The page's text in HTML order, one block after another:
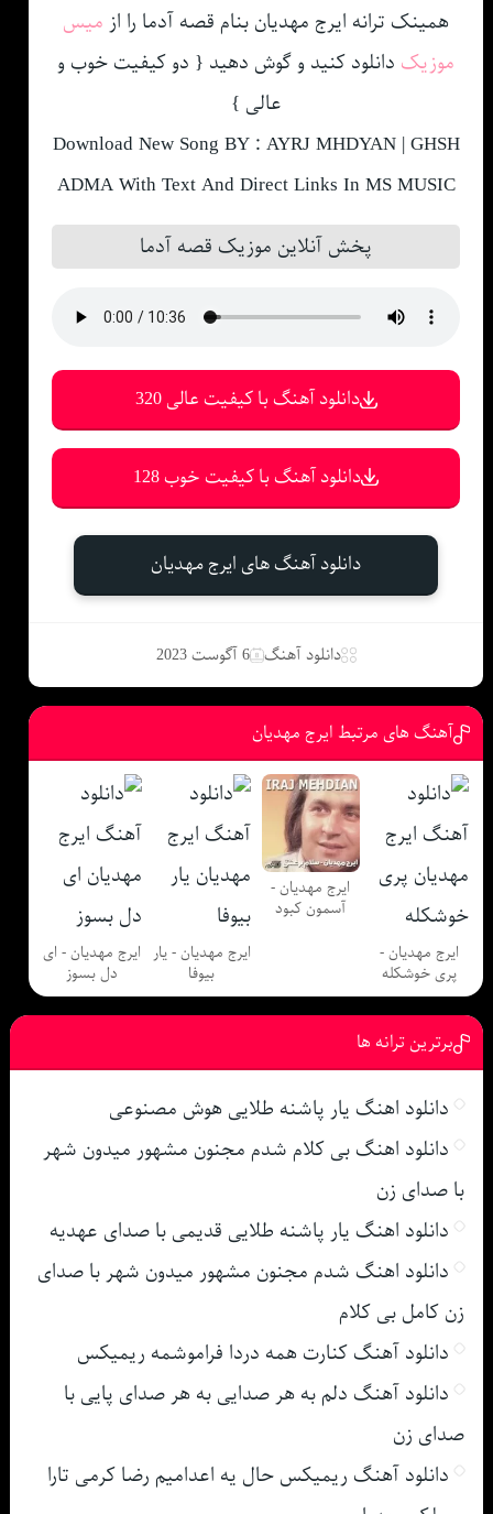
همینک ترانه ایرج مهدیان بنام قصه آدما را از میس
موزیک دانلود کنید و گوش دهید { دو کیفیت خوب و
عالی }
Download New Song BY : AYRJ MHDYAN | GHSH
ADMA With Text And Direct Links In MS MUSIC
پخش آنلاین موزیک قصه آدما
دانلود آهنگ با کیفیت عالی 320
دانلود آهنگ با کیفیت خوب 128
دانلود آهنگ های ایرج مهدیان
دانلود آهنگ 6 آگوست 2023
آهنگ های مرتبط ایرج مهدیان
ایرج مهدیان -
پری خوشکله
ایرج مهدیان -
آسمون کبود
ایرج مهدیان - یار
بیوفا
ایرج مهدیان - ای
دل بسوز
برترین ترانه ها
دانلود اهنگ یار پاشنه طلایی هوش مصنوعی
دانلود اهنگ بی کلام شدم مجنون مشهور میدون شهر
با صدای زن
دانلود اهنگ یار پاشنه طلایی قدیمی با صدای عهدیه
دانلود اهنگ شدم مجنون مشهور میدون شهر با صدای
زن کامل بی کلام
دانلود آهنگ کنارت همه دردا فراموشمه ریمیکس
دانلود آهنگ دلم به هر صدایی به هر صدای پایی با
صدای زن
دانلود آهنگ ریمیکس حال یه اعدامیم رضا کرمی تارا